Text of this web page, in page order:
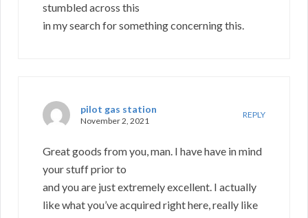
stumbled across this
in my search for something concerning this.
pilot gas station
November 2, 2021
REPLY
Great goods from you, man. I have have in mind
your stuff prior to
and you are just extremely excellent. I actually
like what you’ve acquired right here, really like